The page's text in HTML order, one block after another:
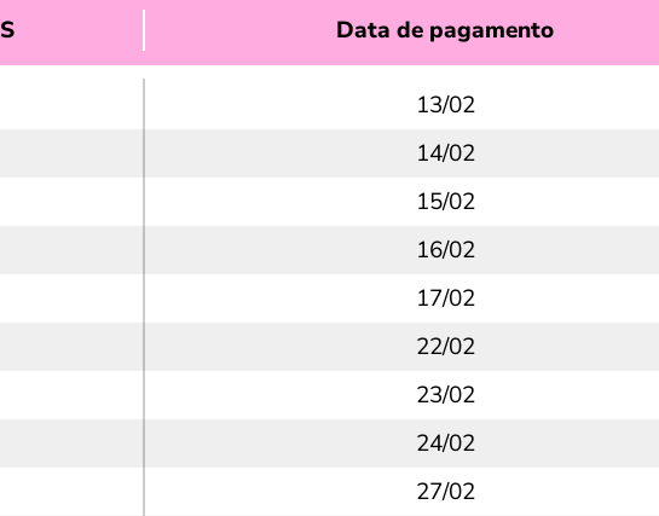
Data de pagamento
13/02
14/02
15/02
16/02
17/02
22/02
23/02
24/02
27/02